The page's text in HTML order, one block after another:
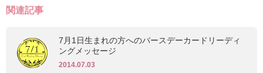
関連記事
7月1日生まれの方へのバースデーカードリーディ
ングメッセージ
2014.07.03